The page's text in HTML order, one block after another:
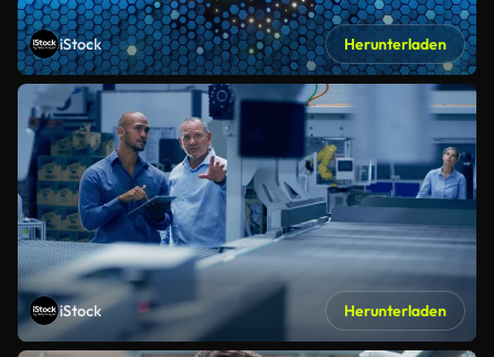
iStock Herunterladen
iStock Herunterladen